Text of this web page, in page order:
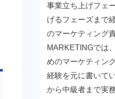
事業立ち上げフェ
げるフェーズまで
のマーケティング
MARKETINGでは
めのマーケティン
経験を元に書いて
から中級者まで実